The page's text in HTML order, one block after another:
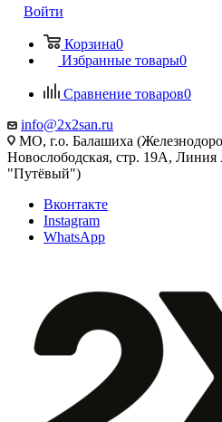
Войти
Корзина0
Избранные товары0
Сравнение товаров0
info@2x2san.ru
МО, г.о. Балашиха
Новослободская, стр. 19А,
"Путёвый")
Вконтакте
Instagram
WhatsApp